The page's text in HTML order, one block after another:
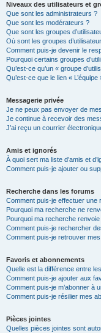
Niveaux des utilisateurs et
Que sont les administrateurs ?
Que sont les modérateurs ?
Que sont les groupes
Où sont les groupes
Comment puis-je devenir le
Pourquoi certains groupes
Qu’est-ce qu’un « groupe
Qu’est-ce que le lien « L’équipe
Messagerie privée
Je ne peux pas envoyer de
Je continue à recevoir des
J’ai reçu un courrier
Amis et ignorés
À quoi sert ma liste d’amis et
Comment puis-je ajouter ou
Recherche dans les forums
Comment puis-je effectuer
Pourquoi ma recherche ne
Pourquoi ma recherche
Comment puis-je rechercher
Comment puis-je retrouver
Favoris et abonnements
Quelle est la différence entre
Comment puis-je ajouter aux
Comment puis-je m’abonner à
Comment puis-je résilier mes
Pièces jointes
Quelles pièces jointes sont